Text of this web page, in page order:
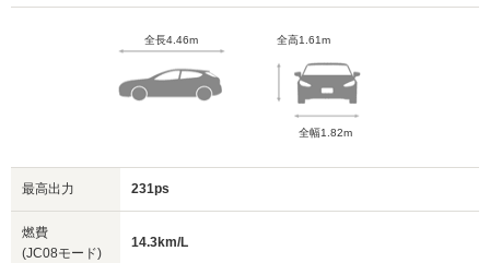
全長4.46m 全高1.61m
全幅1.82m
最高出力 231ps
燃費
(JC08モード)
14.3km/L